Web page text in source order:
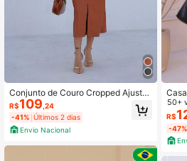
Conjunto de Couro Cropped Ajuste
Laço com Saia Mídi Barra Fenda Pa
ssante com Cinto
R$109 ,24
-41% Últimos 2 dias
Envio Nacional
Face Duas Cores Com Bolso E
50+
R$
-47%